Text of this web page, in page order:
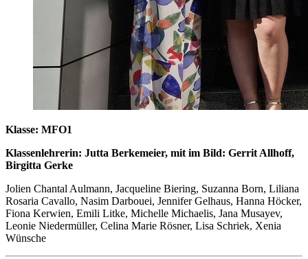
Klasse: MFO1
Klassenlehrerin: Jutta Berkemeier, mit im Bild: Gerrit Allhoff,
Birgitta Gerke
Jolien Chantal Aulmann, Jacqueline Biering, Suzanna Born, Liliana
Rosaria Cavallo, Nasim Darbouei, Jennifer Gelhaus, Hanna Höcker,
Fiona Kerwien, Emili Litke, Michelle Michaelis, Jana Musayev,
Leonie Niedermüller, Celina Marie Rösner, Lisa Schriek, Xenia
Wünsche